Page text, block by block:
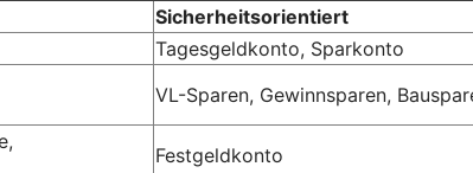
Sicherheitsorientiert
Tagesgeldkonto, Sparkonto
VL-Sparen, Gewinnsparen,
Festgeldkonto